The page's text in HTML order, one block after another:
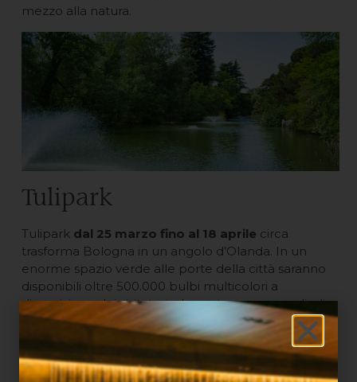
mezzo alla natura.
Tulipark
Tulipark dal 25 marzo fino al 18 aprile circa
trasforma Bologna in un angolo d’Olanda. In un
enorme spazio verde alle porte della città saranno
disponibili oltre 500.000 bulbi multicolori a
disposizione dei visitatori, che potranno raccoglierli
con l’aiuto di personale esperto e portarli a casa.
Inoltre, sarà possibile creare bouquet di tulipani e
partecipare a tante attività, insieme a tutta la
famiglia. Visitare Tulipark sarà un’esperienza